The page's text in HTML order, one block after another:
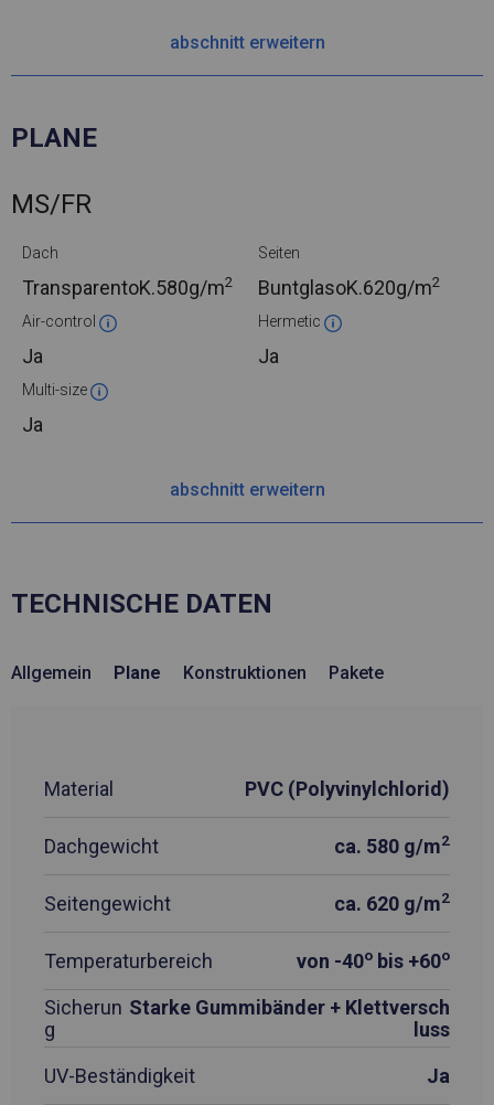
abschnitt erweitern
PLANE
MS/FR
Dach
TransparentoK.580g/m2
Seiten
BuntglasoK.620g/m2
Air-control
Ja
Hermetic
Ja
Multi-size
Ja
abschnitt erweitern
TECHNISCHE DATEN
Allgemein Plane Konstruktionen Pakete
Material PVC (Polyvinylchlorid)
Dachgewicht ca. 580 g/m2
Seitengewicht ca. 620 g/m2
Temperaturbereich von -40o bis +60o
Sicherun
g
Starke Gummibänder + Klettversch
luss
UV-Beständigkeit
Ja